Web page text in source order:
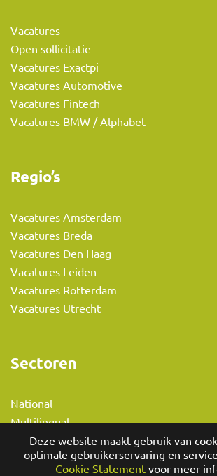
Vacatures
Open sollicitatie
Vacatures Exactpi
Vacatures Automotive
Vacatures Fintech
Vacatures BMW / Alphabet
Regio’s
Vacatures Amsterdam
Vacatures Breda
Vacatures Den Haag
Vacatures Leiden
Vacatures Rotterdam
Vacatures Utrecht
Sectoren
National
Multilingual
Non-profit & Overheid
Deze website maakt gebruik van
optimale gebruikerservaring en
Cookie Statement voor meer